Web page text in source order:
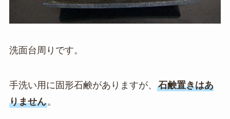
洗面台周りです。
手洗い用に固形石鹸がありますが、 石鹸置きはあ
りません。